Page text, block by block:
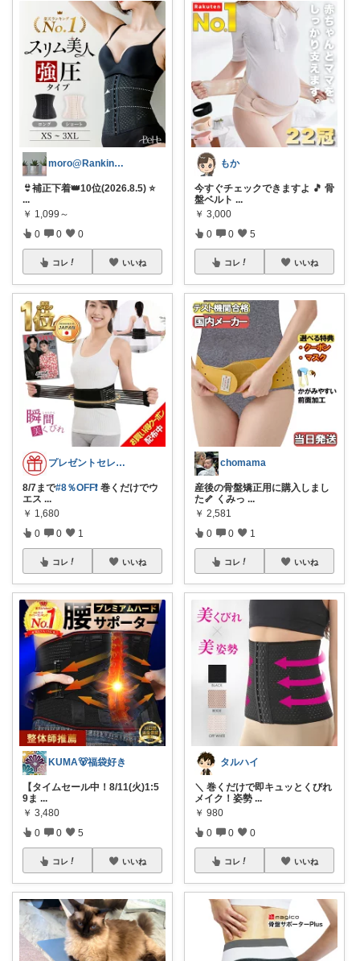
moro@Ranking ROOM
👙補正下着👑10位(2026.8.5) ⭐
...
￥ 1,099～
0 0 0
コレ いいね
プレゼントセレクト館024
8/7まで#8％OFF❗ 巻くだけでウ
エス ...
￥ 1,680
0 0 1
コレ いいね
KUMA🐻福袋好き
【タイムセール中！8/11(火)1:5
9ま ...
￥ 3,480
0 0 5
コレ いいね
もか
今すぐチェックできますよ 🎵 骨
盤ベルト ...
￥ 3,000
0 0 5
コレ いいね
chomama
産後の骨盤矯正用に購入しまし
た🦴 くみっ ...
￥ 2,581
0 0 1
コレ いいね
タルハイ
＼ 巻くだけで即キュッとくびれ
メイク！姿勢 ...
￥ 980
0 0 0
コレ いいね